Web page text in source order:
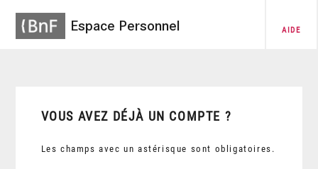
Espace Personnel AIDE
VOUS AVEZ DÉJÀ UN COMPTE ?
Les champs avec un astérisque sont obligatoires.